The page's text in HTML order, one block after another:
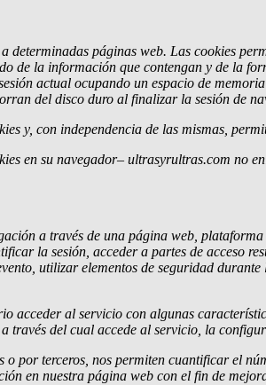
determinadas páginas web. Las cookies
de la información que contengan y de la
actual ocupando un espacio de
del disco duro al finalizar la sesión de
y, con independencia de las mismas,
en su navegador– ultrasyrultras.com no
a través de una página web,
la sesión, acceder a partes de acceso
utilizar elementos de seguridad
acceder al servicio con algunas
del cual accede al servicio, la
por terceros, nos permiten cuantificar el
en nuestra página web con el fin de